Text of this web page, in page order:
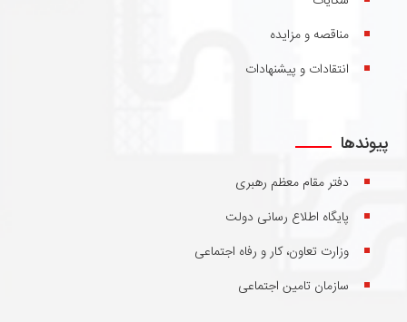
مناقصه و مزایده
انتقادات و پیشنهادات
پیوندها
دفتر مقام معظم رهبری
پایگاه اطلاع رسانی دولت
وزارت تعاون، کار و رفاه اجتماعی
سازمان تامین اجتماعی